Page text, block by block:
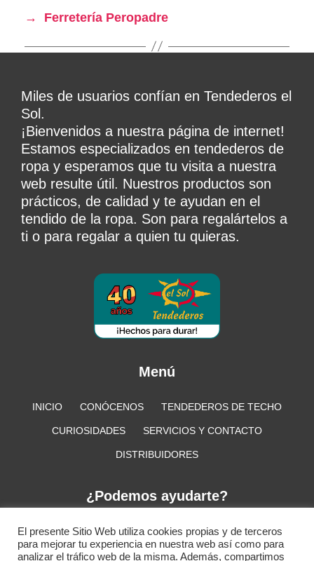
→
Ferretería Peropadre
Miles de usuarios confían en Tendederos el
Sol.
¡Bienvenidos a nuestra página de internet!
Estamos especializados en tendederos de
ropa y esperamos que tu visita a nuestra
web resulte útil. Nuestros productos son
prácticos, de calidad y te ayudan en el
tendido de la ropa. Son para regalártelos a
ti o para regalar a quien tu quieras.
Menú
INICIO CONÓCENOS TENDEDEROS DE TECHO
CURIOSIDADES SERVICIOS Y CONTACTO
DISTRIBUIDORES
¿Podemos ayudarte?
+34 917 218 949 info@tendederoselsol.com
El presente Sitio Web utiliza cookies propias y de terceros
para mejorar tu experiencia en nuestra web así como para
analizar el tráfico web de la misma. Además, compartimos